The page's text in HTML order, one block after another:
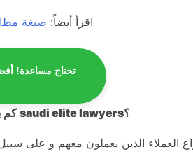
اقرأ أيضاً: صيغة
تحتاج مساعدة!
كم يكلف العمل مع محاميsaudi elite lawyers؟
العملاء الذين يعملون معهم و على